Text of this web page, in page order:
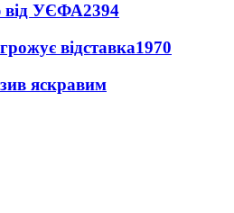
від УЄФА2394
відставка1970
яскравим